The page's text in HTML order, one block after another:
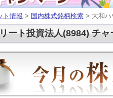
ト情報 > 国内株式銘柄検索 > 大和ハ
ート投資法人(8984) チャ